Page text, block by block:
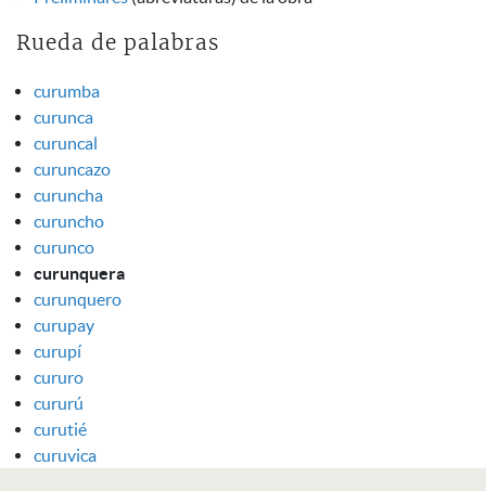
Rueda de palabras
curumba
curunca
curuncal
curuncazo
curuncha
curuncho
curunco
curunquera
curunquero
curupay
curupí
cururo
cururú
curutié
curuvica